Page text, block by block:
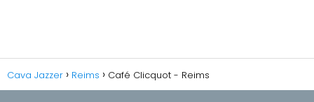
Cava Jazzer Reims Café Clicquot - Reims